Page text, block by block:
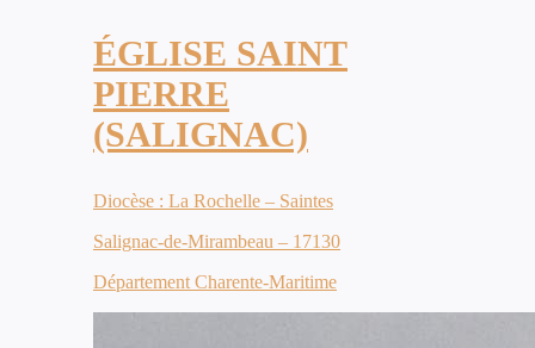
ÉGLISE SAINT
PIERRE
(SALIGNAC)
Diocèse : La Rochelle – Saintes
Salignac-de-Mirambeau – 17130
Département Charente-Maritime